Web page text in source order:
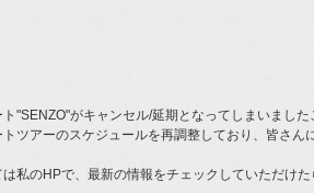
"SENZO"がキャンセル/延期となってしまいまし
ツアーのスケジュールを再調整しており、皆さん
私のHPで、最新の情報をチェックしていただけた